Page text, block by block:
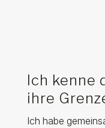
Ich kenne
ihre
Ich habe